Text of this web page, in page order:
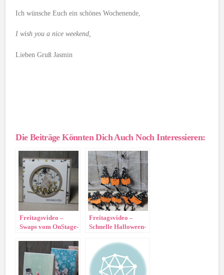
Ich wünsche Euch ein schönes Wochenende,
I wish you a nice weekend,
Lieben Gruß Jasmin
Die Beiträge Könnten Dich Auch Noch Interessieren:
Freitagsvideo –
Swaps vom OnStage-
Freitagsvideo –
Schnelle Halloween-